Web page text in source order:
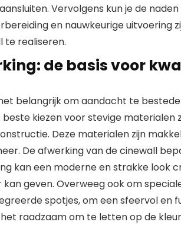
Vervolgens kun je de
en nauwkeurige uitvoering
te realiseren.
de basis voor
belangrijk om aandacht te
kiezen voor stevige materialen
Deze materialen zijn
De afwerking van de cinewall
kan een moderne en strakke look
geven. Overweeg ook om
spotjes, om een sfeervol en
raadzaam om te letten op de